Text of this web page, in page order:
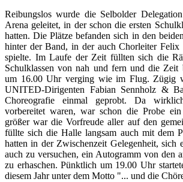
Reibungslos wurde die Selbolder
Arena geleitet, in der schon die ersten
hatten. Die Plätze befanden sich in den
hinter der Band, in der auch Chorleiter
spielte. Im Laufe der Zeit füllten sich die
Schulklassen von nah und fern und die Zeit
um 16.00 Uhr verging wie im Flug. Zügig
UNITED-Dirigenten Fabian Sennholz &
Choreografie einmal geprobt. Da
vorbereitet waren, war schon die Probe
größer war die Vorfreude aller auf den
füllte sich die Halle langsam auch mit dem
hatten in der Zwischenzeit Gelegenheit, sich
auch zu versuchen, ein Autogramm von den
zu erhaschen. Pünktlich um 19.00 Uhr
diesem Jahr unter dem Motto "... und die